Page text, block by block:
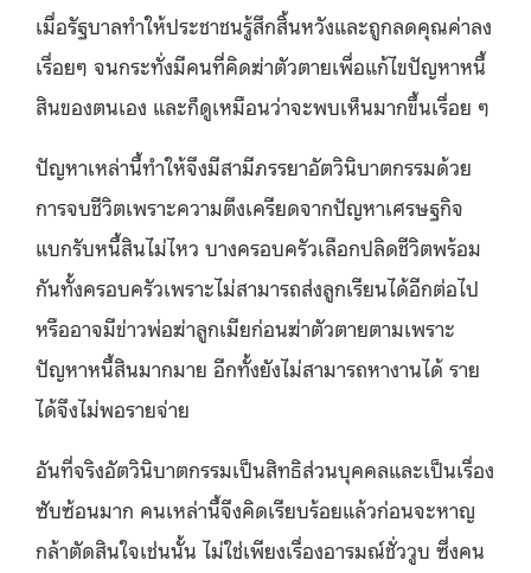
เมื่อรัฐบาลทำให้ประชาชนรู้สึกสิ้นหวังและถูกลดคุณค่าลง
เรื่อยๆ จนกระทั่งมีคนที่คิดฆ่าตัวตายเพื่อแก้ไขปัญหาหนี้
สินของตนเอง และก็ดูเหมือนว่าจะพบเห็นมากขึ้นเรื่อย ๆ
ปัญหาเหล่านี้ทำให้จึงมีสามีภรรยาอัตวินิบาตกรรมด้วย
การจบชีวิตเพราะความตึงเครียดจากปัญหาเศรษฐกิจ
แบกรับหนี้สินไม่ไหว บางครอบครัวเลือกปลิดชีวิตพร้อม
กันทั้งครอบครัวเพราะไม่สามารถส่งลูกเรียนได้อีกต่อไป
หรืออาจมีข่าวพ่อฆ่าลูกเมียก่อนฆ่าตัวตายตามเพราะ
ปัญหาหนี้สินมากมาย อีกทั้งยังไม่สามารถหางานได้ ราย
ได้จึงไม่พอรายจ่าย
อันที่จริงอัตวินิบาตกรรมเป็นสิทธิส่วนบุคคลและเป็นเรื่อง
ซับซ้อนมาก คนเหล่านี้จึงคิดเรียบร้อยแล้วก่อนจะหาญ
กล้าตัดสินใจเช่นนั้น ไม่ใช่เพียงเรื่องอารมณ์ชั่ววูบ ซึ่งคน